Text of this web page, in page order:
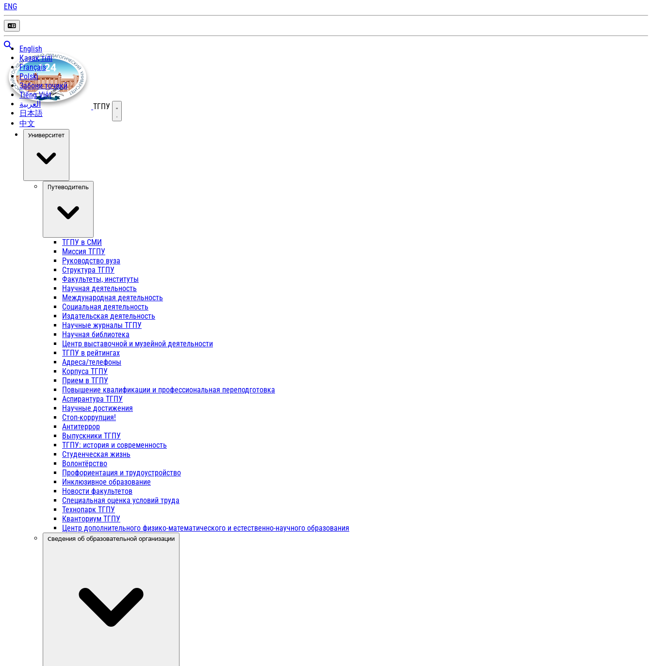
ENG
English
Қазақ тілі
Français
Polski
Забони тоҷикӣ
Tiếng Việt
العربية
日本語
中文
ТГПУ Открыть меню
Университет
Путеводитель
ТГПУ в СМИ
Миссия ТГПУ
Руководство вуза
Структура ТГПУ
Факультеты, институты
Научная деятельность
Международная деятельность
Социальная деятельность
Издательская деятельность
Научные журналы ТГПУ
Научная библиотека
Центр выставочной и музейной деятельности
ТГПУ в рейтингах
Адреса/телефоны
Корпуса ТГПУ
Прием в ТГПУ
Повышение квалификации и профессиональная переподготовка
Аспирантура ТГПУ
Научные достижения
Стоп-коррупция!
Антитеррор
Выпускники ТГПУ
ТГПУ: история и современность
Студенческая жизнь
Волонтёрство
Профориентация и трудоустройство
Инклюзивное образование
Новости факультетов
Специальная оценка условий труда
Технопарк ТГПУ
Кванториум ТГПУ
Центр дополнительного физико-математического и естественно-научного образования
Сведения об образовательной организации